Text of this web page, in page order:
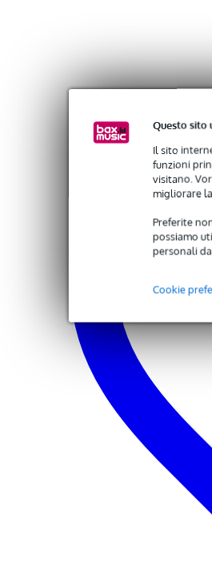
Questo sito
Il sito
funzioni
visitano.
migliorare
Preferite
possiamo
personali
Cookie
subwoofer attivo
trasduttore basso: woofer da
gamma di frequenza: 38 Hz -
connessioni: 2x ingressi XLR
controlli esterni: volume,
alimentazione con LED
protezione elettronica:
accordature EQ selezionabili
dimensioni: 454,7 x 459,7 x
in dotazione: cavo di